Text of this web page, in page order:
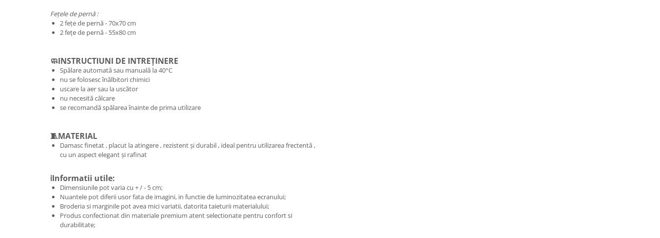
Fețele de pernă :
2 fețe de pernă - 70x70 cm
2 fețe de pernă - 55x80 cm
🧼INSTRUCTIUNI DE INTREȚINERE
Spălare automată sau manuală la 40°C
nu se folosesc înălbitori chimici
uscare la aer sau la uscător
nu necesită călcare
se recomandă spălarea înainte de prima utilizare
🧵MATERIAL
Damasc finetat , placut la atingere , rezistent și durabil , ideal pentru utilizarea frectentă ,
cu un aspect elegant și rafinat
ℹ️Informatii utile:
Dimensiunile pot varia cu + / - 5 cm;
Nuantele pot diferii usor fata de imagini, in functie de luminozitatea ecranului;
Broderia si marginile pot avea mici variatii, datorita taieturii materialului;
Produs confectionat din materiale premium atent selectionate pentru confort si
durabilitate;